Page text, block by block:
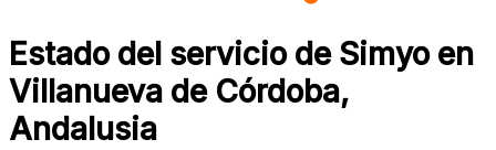
Estado del servicio de Simyo en
Villanueva de Córdoba,
Andalusia